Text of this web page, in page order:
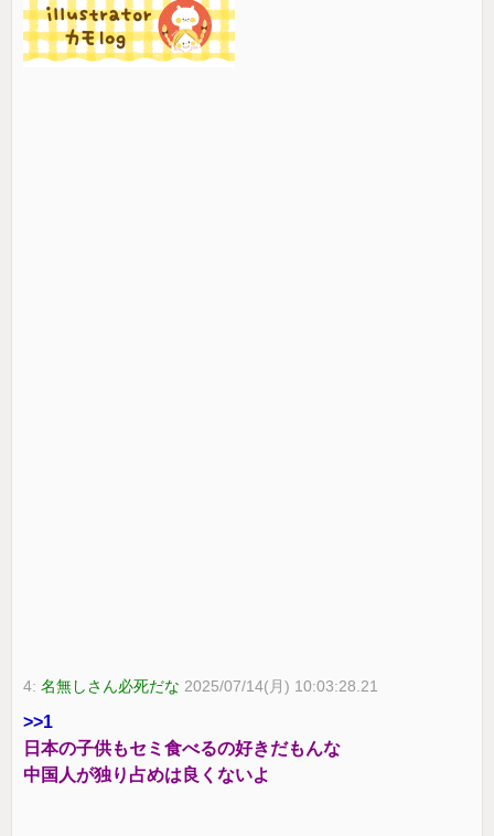
4:名無しさん必死だな 2025/07/14(月) 10:03:28.21
>>1
日本の子供もセミ食べるの好きだもんな
中国人が独り占めは良くないよ